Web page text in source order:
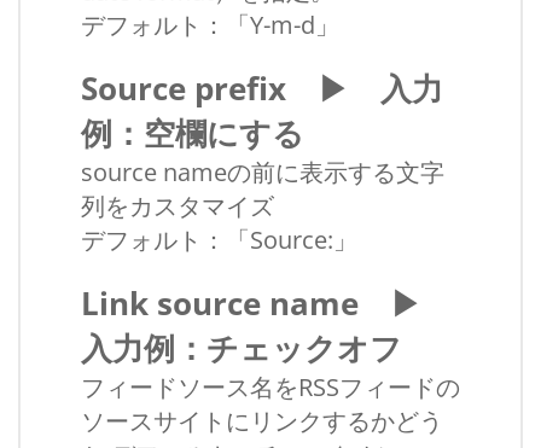
デフォルト：「Y-m-d」
Source prefix ▶ 入力
例：空欄にする
source nameの前に表示する文字
列をカスタマイズ
デフォルト：「Source:」
Link source name ▶
入力例：チェックオフ
フィードソース名をRSSフィードの
ソースサイトにリンクするかどう